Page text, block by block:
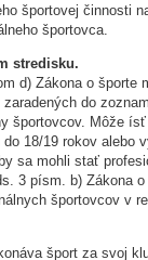
športovej činnosti
športovca.
stredisku.
d) Zákona o športe
do
športovcov. Môže
18/19 rokov alebo
sa mohli stať
3 písm. b) Zákona
športovcov v
šport za svoj